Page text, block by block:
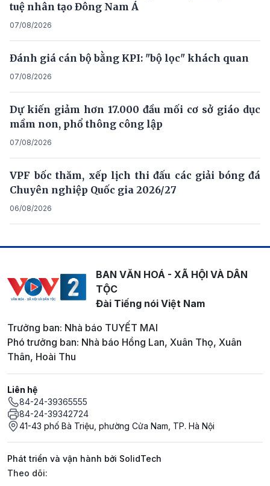
tuệ nhân tạo Đông Nam Á
07/08/2026
Đánh giá cán bộ bằng KPI: "bộ lọc" khách quan
07/08/2026
Dự kiến giảm hơn 17.000 đầu mối cơ sở giáo dục
mầm non, phổ thông công lập
07/08/2026
VPF bốc thăm, xếp lịch thi đấu các giải bóng đá
Chuyên nghiệp Quốc gia 2026/27
06/08/2026
BAN VĂN HOÁ - XÃ HỘI VÀ DÂN
TỘC
Đài Tiếng nói Việt Nam
Trưởng ban: Nhà báo TUYẾT MAI
Phó trưởng ban: Nhà báo Hồng Lan, Xuân Thọ, Xuân
Thân, Hoài Thu
Liên hệ
84-24-39365555
84-24-39342724
41-43 phố Bà Triệu, phường Cửa Nam, TP. Hà Nội
Phát triển và vận hành bởi SolidTech
Mạng xã hội
Theo dõi: